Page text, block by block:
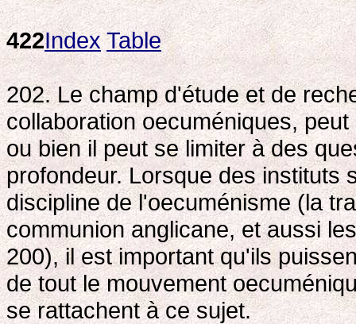
422Index Table
202. Le champ d'étude et de
collaboration oecuméniques,
ou bien il peut se limiter à des
profondeur. Lorsque des instituts
discipline de l'oecuménisme (la
communion anglicane, et aussi
200), il est important qu'ils
de tout le mouvement
se rattachent à ce sujet.